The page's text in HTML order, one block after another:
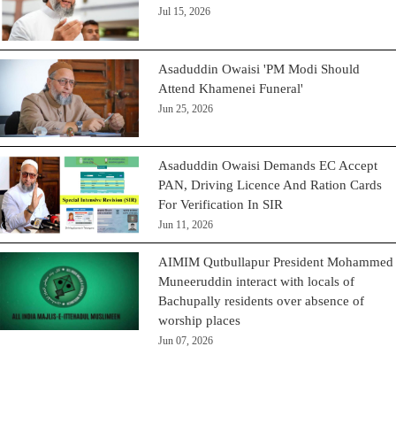
Jul 15, 2026
Asaduddin Owaisi 'PM Modi Should
Attend Khamenei Funeral'
Jun 25, 2026
Asaduddin Owaisi Demands EC Accept
PAN, Driving Licence And Ration Cards
For Verification In SIR
Jun 11, 2026
AIMIM Qutbullapur President Mohammed
Muneeruddin interact with locals of
Bachupally residents over absence of
worship places
Jun 07, 2026